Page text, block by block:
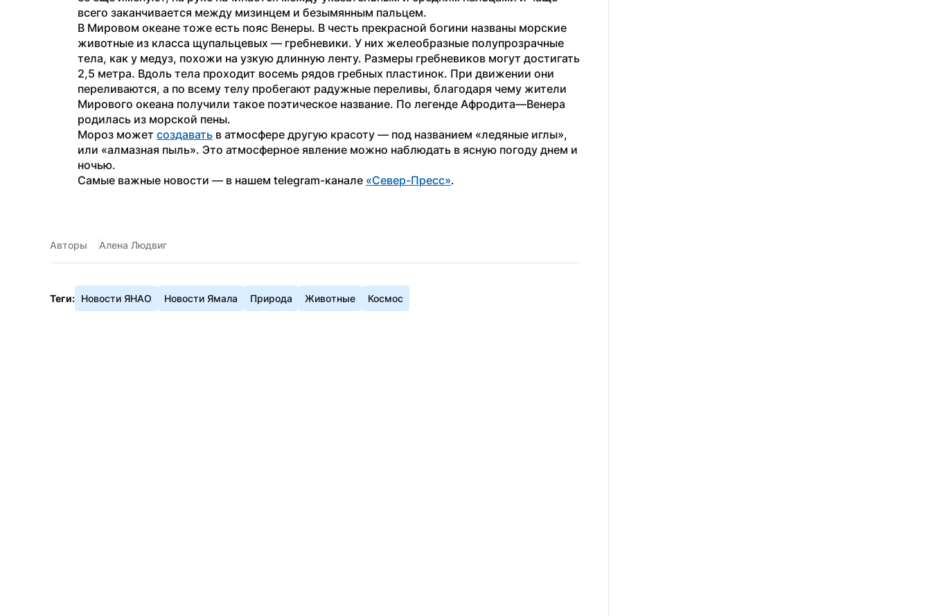
всего заканчивается между мизинцем и безымянным пальцем.
В Мировом океане тоже есть пояс Венеры. В честь прекрасной богини названы морские
животные из класса щупальцевых — гребневики. У них желеобразные полупрозрачные
тела, как у медуз, похожи на узкую длинную ленту. Размеры гребневиков могут достигать
2,5 метра. Вдоль тела проходит восемь рядов гребных пластинок. При движении они
переливаются, а по всему телу пробегают радужные переливы, благодаря чему жители
Мирового океана получили такое поэтическое название. По легенде Афродита—Венера
родилась из морской пены.
Мороз может создавать в атмосфере другую красоту — под названием «ледяные иглы»,
или «алмазная пыль». Это атмосферное явление можно наблюдать в ясную погоду днем и
ночью.
Самые важные новости — в нашем telegram-канале «Север-Пресс».
Авторы Алена Людвиг
Теги: Новости ЯНАО Новости Ямала Природа Животные Космос